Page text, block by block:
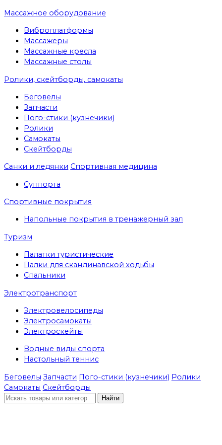
Массажное оборудование
Виброплатформы
Массажеры
Массажные кресла
Массажные столы
Ролики, скейтборды, самокаты
Беговелы
Запчасти
Пого-стики (кузнечики)
Ролики
Самокаты
Скейтборды
Санки и ледянки Спортивная медицина
Суппорта
Спортивные покрытия
Напольные покрытия в тренажерный зал
Туризм
Палатки туристические
Палки для скандинавской ходьбы
Спальники
Электротранспорт
Электровелосипеды
Электросамокаты
Электроскейты
Водные виды спорта
Настольный теннис
Беговелы Запчасти Пого-стики (кузнечики) Ролики
Самокаты Скейтборды
Найти